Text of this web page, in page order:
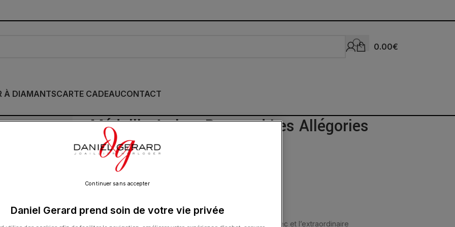
0.00€
À DIAMANTSCARTE CADEAUCONTACT
Médaille Arthus Bertrand Les Allégories
Daphné Or Jaune
1 250.00
Le dessin de cette médaille évoque le célèbre mythe grec et l’extraordinaire
Daniel Gerard prend soin de votre vie privée
Continuer sans accepter